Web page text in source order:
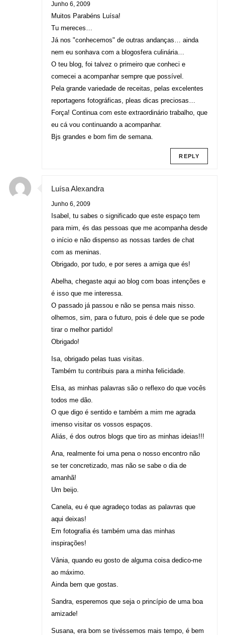
Junho 6, 2009
Muitos Parabéns Luísa!
Tu mereces…
Já nos "conhecemos" de outras andanças… ainda
nem eu sonhava com a blogosfera culinária…
O teu blog, foi talvez o primeiro que conheci e
comecei a acompanhar sempre que possível.
Pela grande variedade de receitas, pelas excelentes
reportagens fotográficas, pleas dicas preciosas…
Força! Continua com este extraordinário trabalho, que
eu cá vou continuando a acompanhar.
Bjs grandes e bom fim de semana.
REPLY
Luísa Alexandra
Junho 6, 2009
Isabel, tu sabes o significado que este espaço tem
para mim, és das pessoas que me acompanha desde
o início e não dispenso as nossas tardes de chat
com as meninas.
Obrigado, por tudo, e por seres a amiga que és!
Abelha, chegaste aqui ao blog com boas intenções e
é isso que me interessa.
O passado já passou e não se pensa mais nisso.
olhemos, sim, para o futuro, pois é dele que se pode
tirar o melhor partido!
Obrigado!
Isa, obrigado pelas tuas visitas.
Também tu contribuis para a minha felicidade.
Elsa, as minhas palavras são o reflexo do que vocês
todos me dão.
O que digo é sentido e também a mim me agrada
imenso visitar os vossos espaços.
Aliás, é dos outros blogs que tiro as minhas ideias!!!
Ana, realmente foi uma pena o nosso encontro não
se ter concretizado, mas não se sabe o dia de
amanhã!
Um beijo.
Canela, eu é que agradeço todas as palavras que
aqui deixas!
Em fotografia és também uma das minhas
inspirações!
Vânia, quando eu gosto de alguma coisa dedico-me
ao máximo.
Ainda bem que gostas.
Sandra, esperemos que seja o princípio de uma boa
amizade!
Susana, era bom se tivéssemos mais tempo, é bem